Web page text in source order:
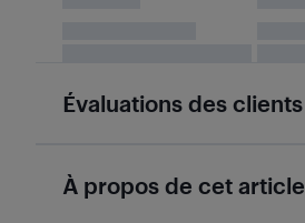
Évaluations des clients
À propos de cet article